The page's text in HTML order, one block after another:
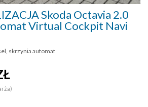
Skoda Octavia 2.0
Virtual Cockpit Navi
skrzynia automat